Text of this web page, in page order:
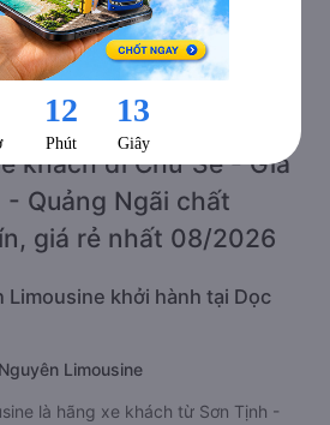
đi Chư Sê - Gia Lai từ Sơn Tịnh -
của hãng xe Cao Nguyên
chương trình khuyến mãi, giá vé Xe
Chư Sê - Gia Lai giường nằm đôi
khách đi Chư Sê - Gia
Quảng Ngãi chất
giá rẻ nhất 08/2026
Limousine khởi hành tại Dọc
Limousine
là hãng xe khách từ Sơn Tịnh -